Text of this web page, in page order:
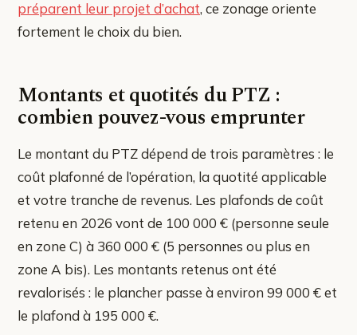
préparent leur projet d’achat, ce zonage oriente
fortement le choix du bien.
Montants et quotités du PTZ :
combien pouvez-vous emprunter
Le montant du PTZ dépend de trois paramètres : le
coût plafonné de l’opération, la quotité applicable
et votre tranche de revenus. Les plafonds de coût
retenu en 2026 vont de 100 000 € (personne seule
en zone C) à 360 000 € (5 personnes ou plus en
zone A bis). Les montants retenus ont été
revalorisés : le plancher passe à environ 99 000 € et
le plafond à 195 000 €.